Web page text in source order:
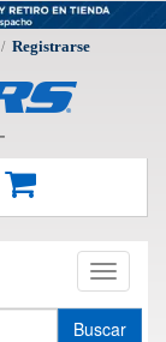
/ Registrarse
Toggle
Buscar